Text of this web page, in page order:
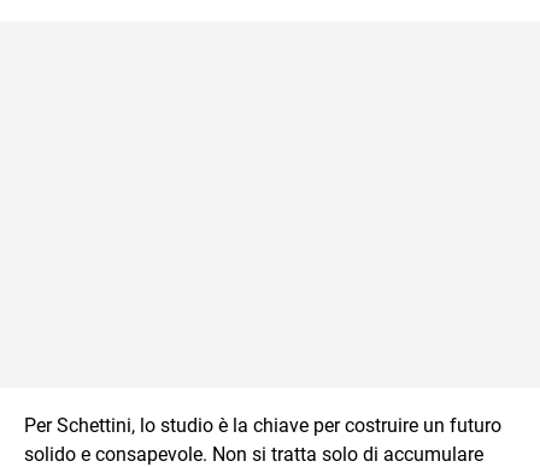
Per Schettini, lo studio è la chiave per costruire un futuro
solido e consapevole. Non si tratta solo di accumulare